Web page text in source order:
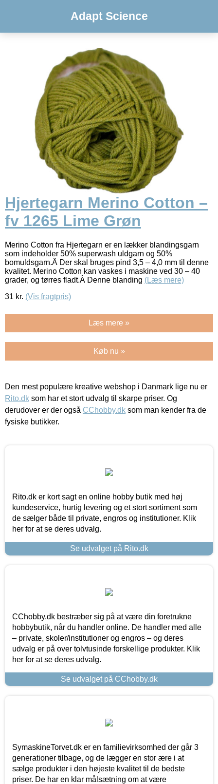
Adapt Science
Hjertegarn Merino Cotton –
fv 1265 Lime Grøn
Merino Cotton fra Hjertegarn er en lækker blandingsgarn
som indeholder 50% superwash uldgarn og 50%
bomuldsgarn.Â Der skal bruges pind 3,5 – 4,0 mm til denne
kvalitet. Merino Cotton kan vaskes i maskine ved 30 – 40
grader, og tørres fladt.Â Denne blanding (Læs mere)
31 kr. (Vis fragtpris)
Læs mere »
Køb nu »
Den mest populære kreative webshop i Danmark lige nu er
Rito.dk som har et stort udvalg til skarpe priser. Og
derudover er der også CChobby.dk som man kender fra de
fysiske butikker.
Rito.dk er kort sagt en online hobby butik med høj
kundeservice, hurtig levering og et stort sortiment som
de sælger både til private, engros og institutioner. Klik
her for at se deres udvalg.
Se udvalget på Rito.dk
CChobby.dk bestræber sig på at være din foretrukne
hobbybutik, når du handler online. De handler med alle
– private, skoler/institutioner og engros – og deres
udvalg er på over tolvtusinde forskellige produkter. Klik
her for at se deres udvalg.
Se udvalget på CChobby.dk
SymaskineTorvet.dk er en familievirksomhed der går 3
generationer tilbage, og de lægger en stor ære i at
sælge produkter i den højeste kvalitet til de bedste
priser. De har en klar målsætning om at være